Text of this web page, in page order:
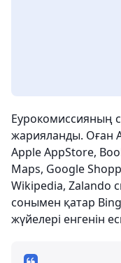
Еурокомиссияның
жарияланды. Оған
Apple AppStore,
Maps, Google
Wikipedia, Zalando
сонымен қатар
жүйелері енгенін